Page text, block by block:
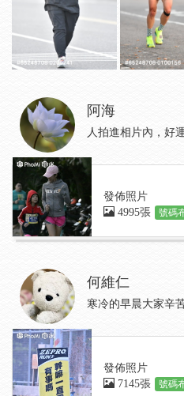
阿海
人拍進相片內，好
發佈照片
4995張
號碼
何維仁
寒冷的早晨大家辛
發佈照片
7145張
號碼